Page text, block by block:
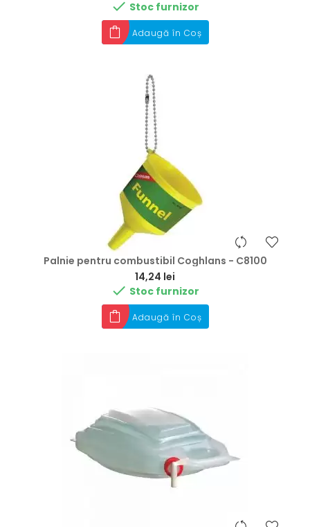
 Stoc furnizor
Adaugă în Coș
Palnie pentru combustibil Coghlans - C8100
14,24 lei
 Stoc furnizor
Adaugă în Coș